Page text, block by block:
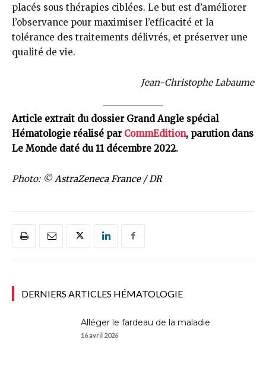
placés sous thérapies ciblées. Le but est d’améliorer
l’observance pour maximiser l’efficacité et la
tolérance des traitements délivrés, et préserver une
qualité de vie.
Jean-Christophe Labaume
Article extrait du dossier Grand Angle spécial
Hématologie réalisé par CommEdition, parution dans
Le Monde daté du 11 décembre 2022.
Photo: © AstraZeneca France / DR
DERNIERS ARTICLES HÉMATOLOGIE
Alléger le fardeau de la maladie
16 avril 2026